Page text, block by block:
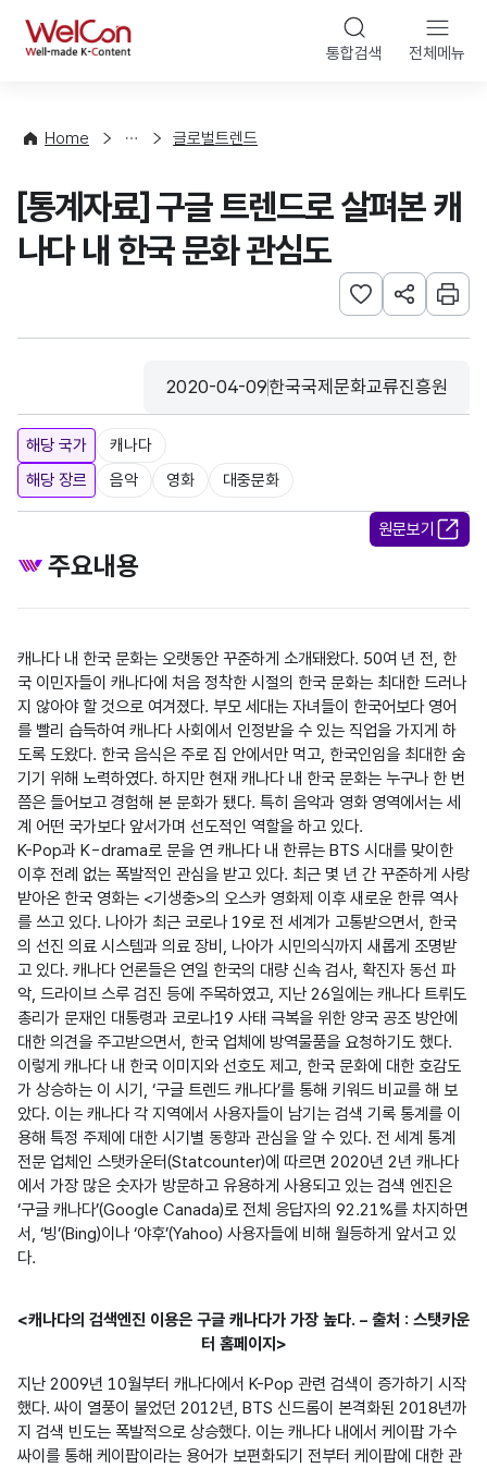
WelCon 통합검색 전체메뉴
Home
향
계
글로벌트렌드
[통계자료] 구글 트렌드로 살펴본 캐
나다 내 한국 문화 관심도
관심사 등록하기
URL 공유하
인쇄
등록일
2020-04-09
수집기관
한국국제문화교류진흥원
해당 국가
캐나다
해당 장르
음악 영화 대중문화
원문보기
주요내용
캐나다 내 한국 문화는 오랫동안 꾸준하게 소개돼왔다. 50여 년 전, 한
국 이민자들이 캐나다에 처음 정착한 시절의 한국 문화는 최대한 드러나
지 않아야 할 것으로 여겨졌다. 부모 세대는 자녀들이 한국어보다 영어
를 빨리 습득하여 캐나다 사회에서 인정받을 수 있는 직업을 가지게 하
도록 도왔다. 한국 음식은 주로 집 안에서만 먹고, 한국인임을 최대한 숨
기기 위해 노력하였다. 하지만 현재 캐나다 내 한국 문화는 누구나 한 번
쯤은 들어보고 경험해 본 문화가 됐다. 특히 음악과 영화 영역에서는 세
계 어떤 국가보다 앞서가며 선도적인 역할을 하고 있다.
K-Pop과 K-drama로 문을 연 캐나다 내 한류는 BTS 시대를 맞이한
이후 전례 없는 폭발적인 관심을 받고 있다. 최근 몇 년 간 꾸준하게 사랑
받아온 한국 영화는 <기생충>의 오스카 영화제 이후 새로운 한류 역사
를 쓰고 있다. 나아가 최근 코로나 19로 전 세계가 고통받으면서, 한국
의 선진 의료 시스템과 의료 장비, 나아가 시민의식까지 새롭게 조명받
고 있다. 캐나다 언론들은 연일 한국의 대량 신속 검사, 확진자 동선 파
악, 드라이브 스루 검진 등에 주목하였고, 지난 26일에는 캐나다 트뤼도
총리가 문재인 대통령과 코로나19 사태 극복을 위한 양국 공조 방안에
대한 의견을 주고받으면서, 한국 업체에 방역물품을 요청하기도 했다.
이렇게 캐나다 내 한국 이미지와 선호도 제고, 한국 문화에 대한 호감도
가 상승하는 이 시기, ‘구글 트렌드 캐나다’를 통해 키워드 비교를 해 보
았다. 이는 캐나다 각 지역에서 사용자들이 남기는 검색 기록 통계를 이
용해 특정 주제에 대한 시기별 동향과 관심을 알 수 있다. 전 세계 통계
전문 업체인 스탯카운터(Statcounter)에 따르면 2020년 2년 캐나다
에서 가장 많은 숫자가 방문하고 유용하게 사용되고 있는 검색 엔진은
‘구글 캐나다’(Google Canada)로 전체 응답자의 92.21%를 차지하면
서, ‘빙’(Bing)이나 ‘야후’(Yahoo) 사용자들에 비해 월등하게 앞서고 있
<캐나다의 검색엔진 이용은 구글 캐나다가 가장 높다. – 출처 : 스탯카운
터 홈페이지>
지난 2009년 10월부터 캐나다에서 K-Pop 관련 검색이 증가하기 시작
했다. 싸이 열풍이 불었던 2012년, BTS 신드롬이 본격화된 2018년까
지 검색 빈도는 폭발적으로 상승했다. 이는 캐나다 내에서 케이팝 가수
싸이를 통해 케이팝이라는 용어가 보편화되기 전부터 케이팝에 대한 관